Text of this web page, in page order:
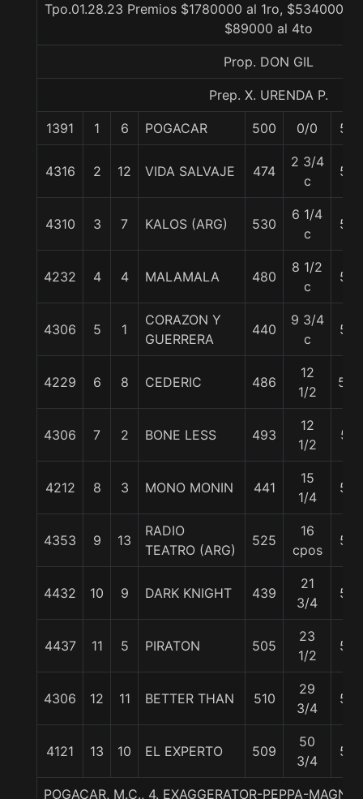
Tpo.01.28.23 Premios $1780000 al 1ro, $534000
$89000 al 4to
Prop. DON GIL
Prep. X. URENDA P.
1391 1 6 POGACAR 500 0/0 56
4316 2 12 VIDA SALVAJE 474
2 3/4
c
58
4310 3 7 KALOS (ARG) 530
6 1/4
c
54
4232 4 4 MALAMALA 480
8 1/2
c
58
4306 5 1
CORAZON Y
GUERRERA
440
9 3/4
c
58
4229 6 8 CEDERIC 486
12
1/2
58.
4306 7 2 BONE LESS 493
12
1/2
57
4212 8 3 MONO MONIN 441
15
1/4
58
4353 9 13
RADIO
TEATRO (ARG)
525
16
cpos
58
4432 10 9 DARK KNIGHT 439
21
3/4
56
4437 11 5 PIRATON 505
23
1/2
55
4306 12 11 BETTER THAN 510
29
3/4
58
4121 13 10 EL EXPERTO 509
50
3/4
56
POGACAR, M.C., 4. EXAGGERATOR-PEPPA-